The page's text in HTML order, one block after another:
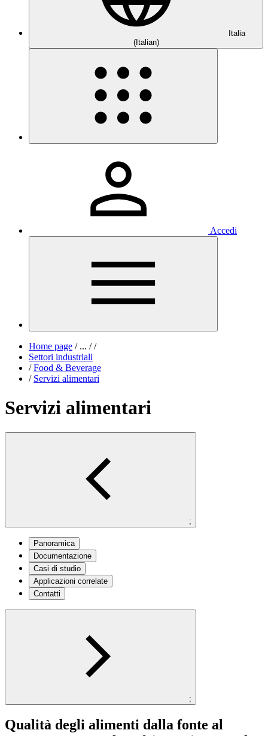
Italia
(Italian)
Accedi
Home page /... / /
Settori industriali
/ Food & Beverage
/ Servizi alimentari
Servizi alimentari
;
Panoramica
Documentazione
Casi di studio
Applicazioni correlate
Contatti
;
Qualità degli alimenti dalla fonte al